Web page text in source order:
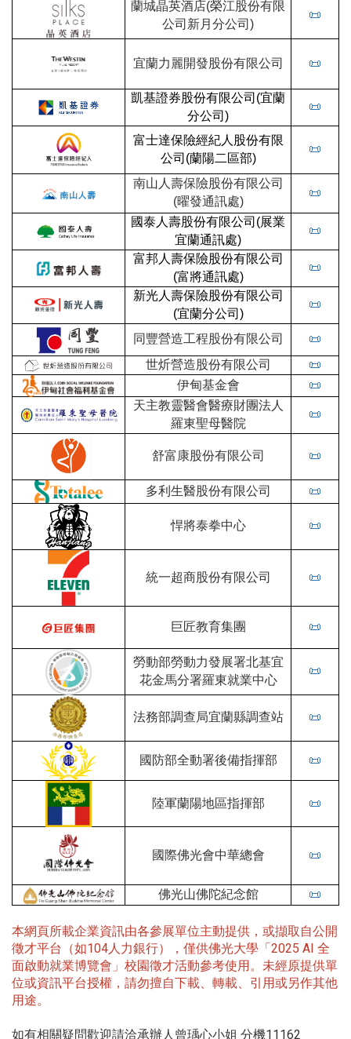
蘭城晶英酒店(榮江股份有限
公司新月分公司)
📜
宜蘭力麗開發股份有限公司 📜
凱基證券股份有限公司(宜蘭
分公司)
📜
富士達保險經紀人股份有限
公司(蘭陽二區部)
📜
南山人壽保險股份有限公司
(曜發通訊處)
📜
國泰人壽股份有限公司(展業
宜蘭通訊處)
📜
富邦人壽保險股份有限公司
(富將通訊處)
📜
新光人壽保險股份有限公司
(宜蘭分公司)
📜
同豐營造工程股份有限公司
📜
世炘營造股份有限公司
📜
伊甸基金會
📜
天主教靈醫會醫療財團法人
羅東聖母醫院
📜
舒富康股份有限公司 📜
多利生醫股份有限公司 📜
悍將泰拳中心 📜
統一超商股份有限公司 📜
巨匠教育集團 📜
勞動部勞動力發展署北基宜
花金馬分署羅東就業中心
📜
法務部調查局宜蘭縣調查站 📜
國防部全動署後備指揮部 📜
陸軍蘭陽地區指揮部 📜
國際佛光會中華總會 📜
佛光山佛陀紀念館 📜
本網頁所載企業資訊由各參展單位主動提供，或擷取自公開
徵才平台（如104人力銀行），僅供佛光大學「2025 AI 全
面啟動就業博覽會」校園徵才活動參考使用。未經原提供單
位或資訊平台授權，請勿擅自下載、轉載、引用或另作其他
用途。
如有相關疑問歡迎請洽承辦人曾瑀心小姐 分機11162